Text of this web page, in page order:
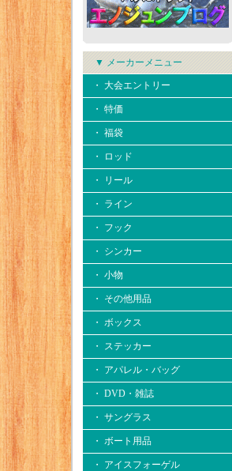
▼ メーカーメニュー
・ 大会エントリー
・ 特価
・ 福袋
・ ロッド
・ リール
・ ライン
・ フック
・ シンカー
・ 小物
・ その他用品
・ ボックス
・ ステッカー
・ アパレル・バッグ
・ DVD・雑誌
・ サングラス
・ ボート用品
・ アイスフォーゲル